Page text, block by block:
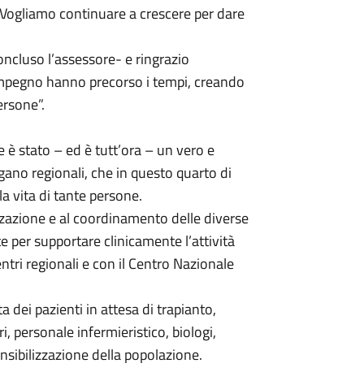
continuare a crescere per dare
l’assessore- e ringrazio
hanno precorso i tempi, creando
è stato – ed è tutt’ora – un vero e
regionali, che in questo quarto di
vita di tante persone.
e al coordinamento delle diverse
per supportare clinicamente l’attività
regionali e con il Centro Nazionale
dei pazienti in attesa di trapianto,
personale infermieristico, biologi,
della popolazione.